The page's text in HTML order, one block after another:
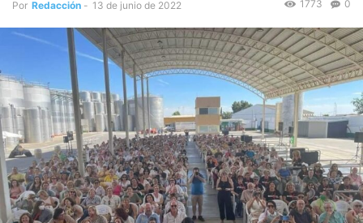
Por Redacción - 13 de junio de 2022 0
1773